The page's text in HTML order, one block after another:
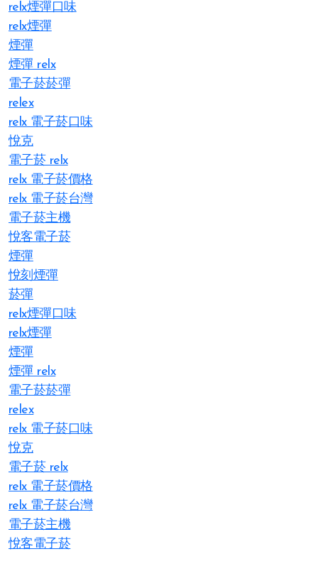
relx煙彈口味
relx煙彈
煙彈
煙彈 relx
電子菸菸彈
relex
relx 電子菸口味
悅克
電子菸 relx
relx 電子菸價格
relx 電子菸台灣
電子菸主機
悅客電子菸
煙彈
悅刻煙彈
菸彈
relx煙彈口味
relx煙彈
煙彈
煙彈 relx
電子菸菸彈
relex
relx 電子菸口味
悅克
電子菸 relx
relx 電子菸價格
relx 電子菸台灣
電子菸主機
悅客電子菸